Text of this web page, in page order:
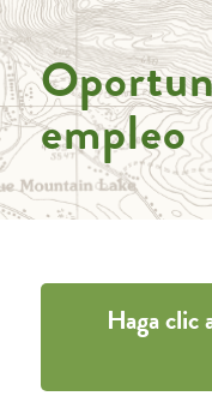
empleo
Haga clic